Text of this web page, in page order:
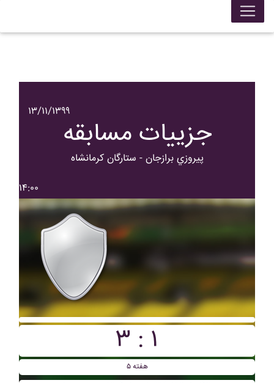
۱۳/۱۱/۱۳۹۹
جزییات مسابقه
پيروزي برازجان - ستارگان کرمانشاه
۱۴:۰۰
۳ : ۱
هفته ۵